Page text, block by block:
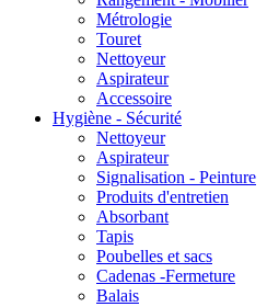
Métrologie
Touret
Nettoyeur
Aspirateur
Accessoire
Hygiène - Sécurité
Nettoyeur
Aspirateur
Signalisation - Peinture
Produits d'entretien
Absorbant
Tapis
Poubelles et sacs
Cadenas -Fermeture
Balais